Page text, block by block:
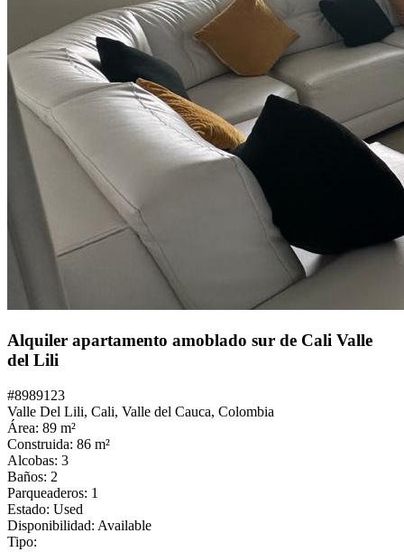
Alquiler apartamento amoblado sur de Cali Valle
del Lili
#8989123
Valle Del Lili, Cali, Valle del Cauca, Colombia
Área: 89 m²
Construida: 86 m²
Alcobas: 3
Baños: 2
Parqueaderos: 1
Estado: Used
Disponibilidad: Available
Tipo: